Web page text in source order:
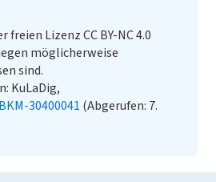
Lizenz CC BY-NC 4.0
möglicherweise
sind.
KuLaDig,
30400041 (Abgerufen: 7.